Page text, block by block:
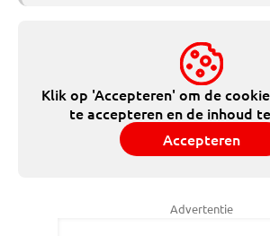
Klik op 'Accepteren' om de
te accepteren en de inhoud
Accepteren
Advertentie